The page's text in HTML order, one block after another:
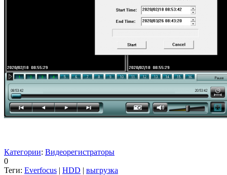
Категории: Видеорегистраторы
0
Теги: Everfocus | HDD | выгрузка